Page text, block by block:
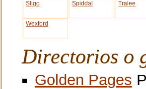
Sligo Spiddal Tralee
Wexford
Directorios o
Golden Pages